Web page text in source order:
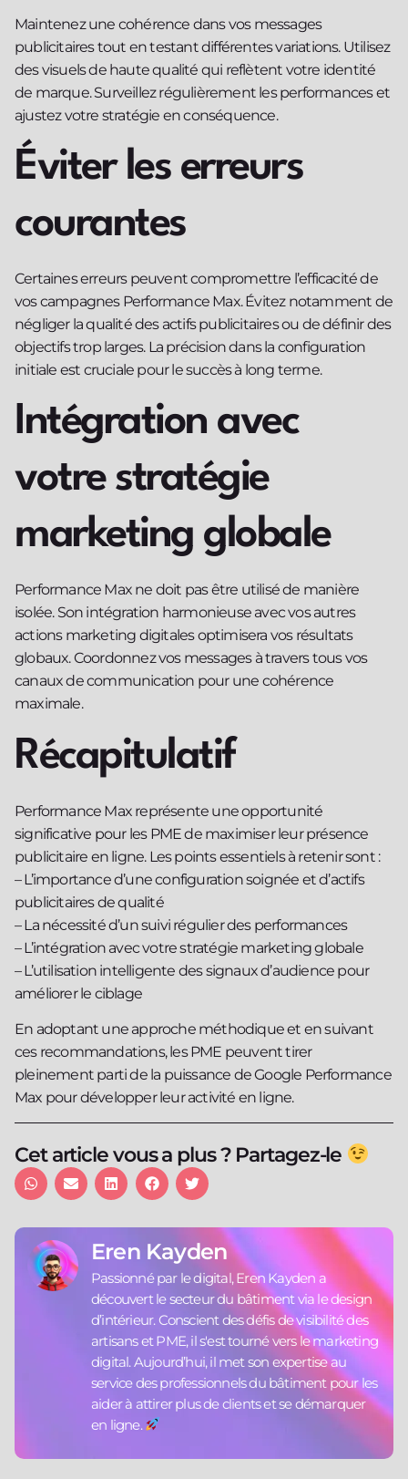
Maintenez une cohérence dans vos messages
publicitaires tout en testant différentes variations. Utilisez
des visuels de haute qualité qui reflètent votre identité
de marque. Surveillez régulièrement les performances et
ajustez votre stratégie en conséquence.
Éviter les erreurs
courantes
Certaines erreurs peuvent compromettre l’efficacité de
vos campagnes Performance Max. Évitez notamment de
négliger la qualité des actifs publicitaires ou de définir des
objectifs trop larges. La précision dans la configuration
initiale est cruciale pour le succès à long terme.
Intégration avec
votre stratégie
marketing globale
Performance Max ne doit pas être utilisé de manière
isolée. Son intégration harmonieuse avec vos autres
actions marketing digitales optimisera vos résultats
globaux. Coordonnez vos messages à travers tous vos
canaux de communication pour une cohérence
maximale.
Récapitulatif
Performance Max représente une opportunité
significative pour les PME de maximiser leur présence
publicitaire en ligne. Les points essentiels à retenir sont :
– L’importance d’une configuration soignée et d’actifs
publicitaires de qualité
– La nécessité d’un suivi régulier des performances
– L’intégration avec votre stratégie marketing globale
– L’utilisation intelligente des signaux d’audience pour
améliorer le ciblage
En adoptant une approche méthodique et en suivant
ces recommandations, les PME peuvent tirer
pleinement parti de la puissance de Google Performance
Max pour développer leur activité en ligne.
Cet article vous a plus ? Partagez-le
Eren Kayden
Passionné par le digital, Eren Kayden a
découvert le secteur du bâtiment via le design
d’intérieur. Conscient des défis de visibilité des
artisans et PME, il s'est tourné vers le marketing
digital. Aujourd’hui, il met son expertise au
service des professionnels du bâtiment pour les
aider à attirer plus de clients et se démarquer
en ligne.